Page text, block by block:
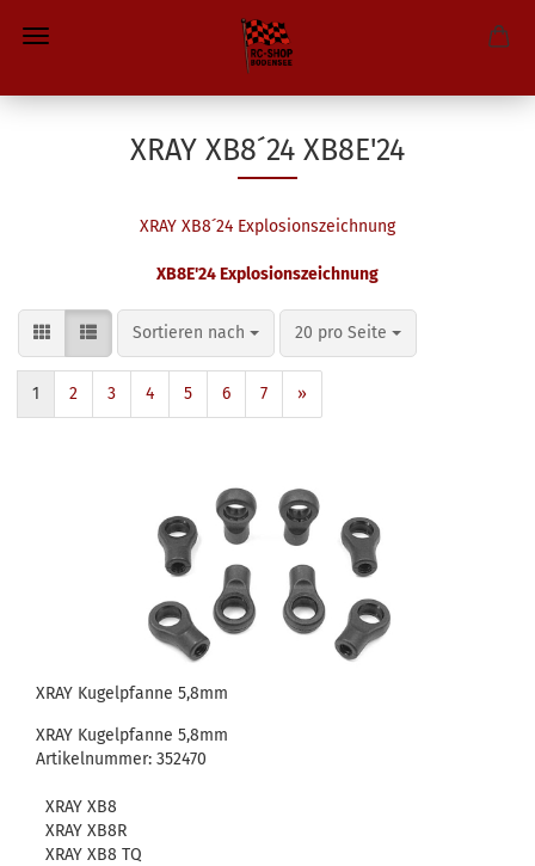
XRAY XB8´24 XB8E'24
XRAY XB8´24 Explosionszeichnung
XB8E'24 Explosionszeichnung
Sortieren nach
Sortieren nach 20 pro Seite
pro Seite
1 2 3 4 5 6 7 »
XRAY Kugelpfanne 5,8mm
XRAY Kugelpfanne 5,8mm
Artikelnummer: 352470
XRAY XB8
XRAY XB8R
XRAY XB8 TQ